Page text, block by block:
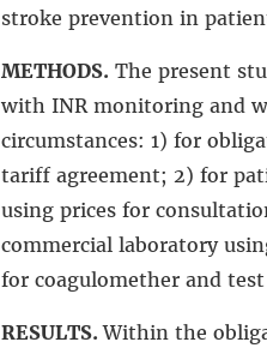
stroke prevention in
METHODS. The present
with INR monitoring and
circumstances: 1) for
tariff agreement; 2) for
using prices for
commercial laboratory
for coagulomether and
RESULTS.Within the